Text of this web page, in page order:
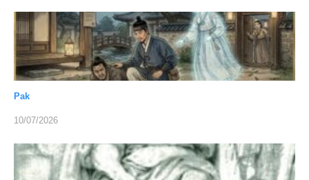
Pak
10/07/2026